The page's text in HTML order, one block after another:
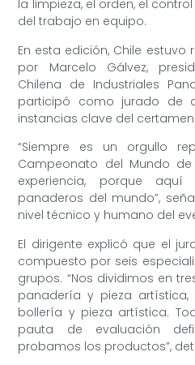
la limpieza, el orden, el
del trabajo en equipo.
En esta edición, Chile
por Marcelo Gálvez,
Chilena de Industriales
participó como jurado de
instancias clave del certamen.
“Siempre es un orgullo
Campeonato del Mundo
experiencia, porque
panaderos del mundo”,
nivel técnico y humano del
El dirigente explicó que el
compuesto por seis
grupos. “Nos dividimos en
panadería y pieza
bollería y pieza artística.
pauta de evaluación
probamos los productos”,